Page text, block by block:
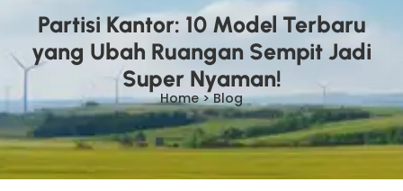
Partisi Kantor: 10 Model Terbaru
yang Ubah Ruangan Sempit Jadi
Super Nyaman!
Home > Blog